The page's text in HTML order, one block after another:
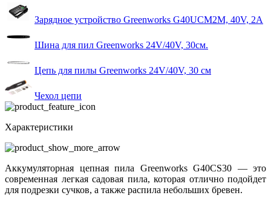
Зарядное устройство Greenworks G40UCM2M, 40V, 2A
Шина для пил Greenworks 24V/40V, 30см.
Цепь для пилы Greenworks 24V/40V, 30 см
Чехол цепи
Характеристики
Аккумуляторная цепная пила Greenworks G40CS30 — это
современная легкая садовая пила, которая отлично подойдет
для подрезки сучков, а также распила небольших бревен.